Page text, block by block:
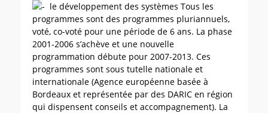
le développement des systèmes Tous les
programmes sont des programmes pluriannuels,
voté, co-voté pour une période de 6 ans. La phase
2001-2006 s’achève et une nouvelle
programmation débute pour 2007-2013. Ces
programmes sont sous tutelle nationale et
internationale (Agence européenne basée à
Bordeaux et représentée par des DARIC en région
qui dispensent conseils et accompagnement). La